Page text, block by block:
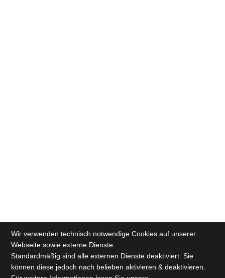
Wir verwenden technisch notwendige Cookies auf unserer
Webseite sowie externe Dienste.
Standardmäßig sind alle externen Dienste deaktiviert. Sie
können diese jedoch nach belieben aktivieren & deaktivieren.